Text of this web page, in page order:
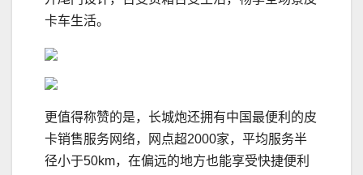
卡车生活。
更值得称赞的是，长城炮还拥有中国最便利的皮
卡销售服务网络，网点超2000家，平均服务半
径小于50km，在偏远的地方也能享受快捷便利